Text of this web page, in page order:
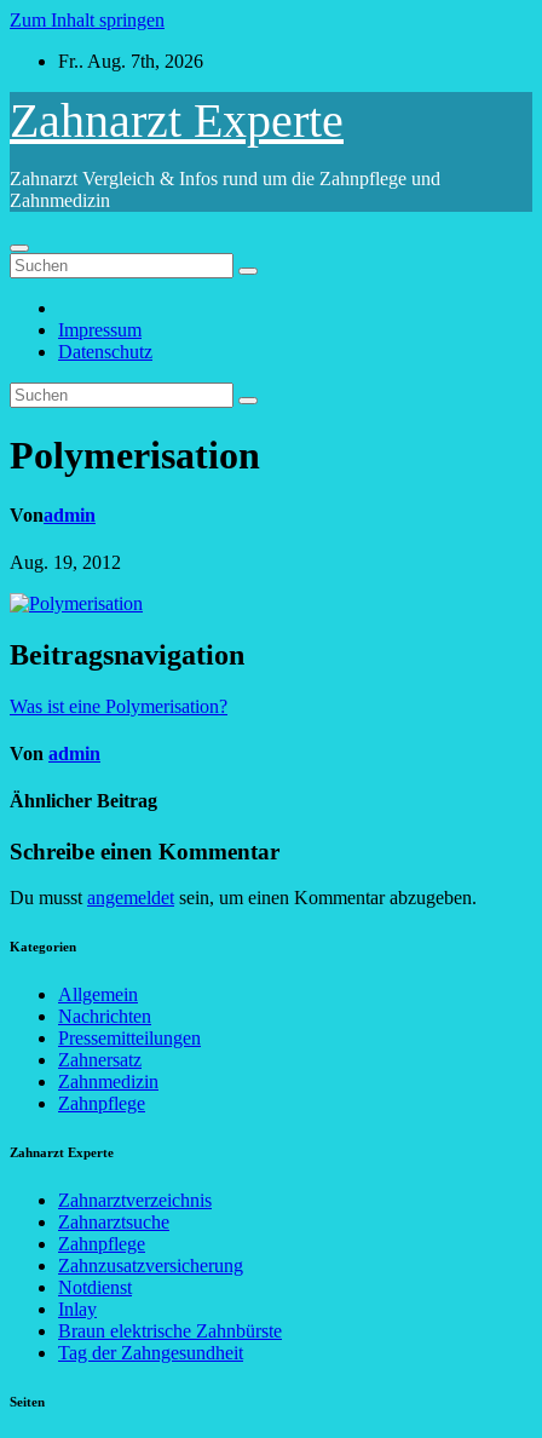
Zum Inhalt springen
Fr.. Aug. 7th, 2026
Zahnarzt Experte
Zahnarzt Vergleich & Infos rund um die Zahnpflege und
Zahnmedizin
Impressum
Datenschutz
Polymerisation
Vonadmin
Aug. 19, 2012
Beitragsnavigation
Was ist eine Polymerisation?
Von admin
Ähnlicher Beitrag
Schreibe einen Kommentar
Du musstangemeldetsein, um einen Kommentar abzugeben.
Kategorien
Allgemein
Nachrichten
Pressemitteilungen
Zahnersatz
Zahnmedizin
Zahnpflege
Zahnarzt Experte
Zahnarztverzeichnis
Zahnarztsuche
Zahnpflege
Zahnzusatzversicherung
Notdienst
Inlay
Braun elektrische Zahnbürste
Tag der Zahngesundheit
Seiten